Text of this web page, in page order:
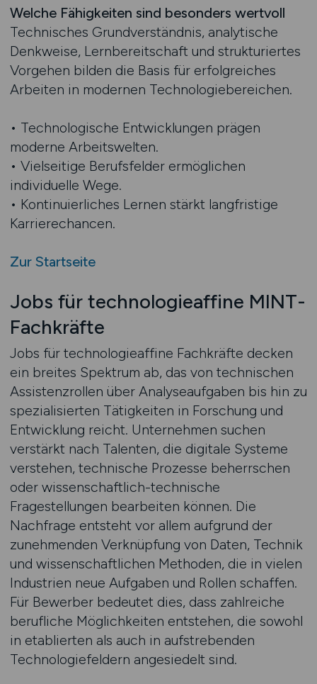
Welche Fähigkeiten sind besonders wertvoll
Technisches Grundverständnis, analytische
Denkweise, Lernbereitschaft und strukturiertes
Vorgehen bilden die Basis für erfolgreiches
Arbeiten in modernen Technologiebereichen.
• Technologische Entwicklungen prägen
moderne Arbeitswelten.
• Vielseitige Berufsfelder ermöglichen
individuelle Wege.
• Kontinuierliches Lernen stärkt langfristige
Karrierechancen.
Zur Startseite
Jobs für technologieaffine MINT-
Fachkräfte
Jobs für technologieaffine Fachkräfte decken
ein breites Spektrum ab, das von technischen
Assistenzrollen über Analyseaufgaben bis hin zu
spezialisierten Tätigkeiten in Forschung und
Entwicklung reicht. Unternehmen suchen
verstärkt nach Talenten, die digitale Systeme
verstehen, technische Prozesse beherrschen
oder wissenschaftlich-technische
Fragestellungen bearbeiten können. Die
Nachfrage entsteht vor allem aufgrund der
zunehmenden Verknüpfung von Daten, Technik
und wissenschaftlichen Methoden, die in vielen
Industrien neue Aufgaben und Rollen schaffen.
Für Bewerber bedeutet dies, dass zahlreiche
berufliche Möglichkeiten entstehen, die sowohl
in etablierten als auch in aufstrebenden
Technologiefeldern angesiedelt sind.